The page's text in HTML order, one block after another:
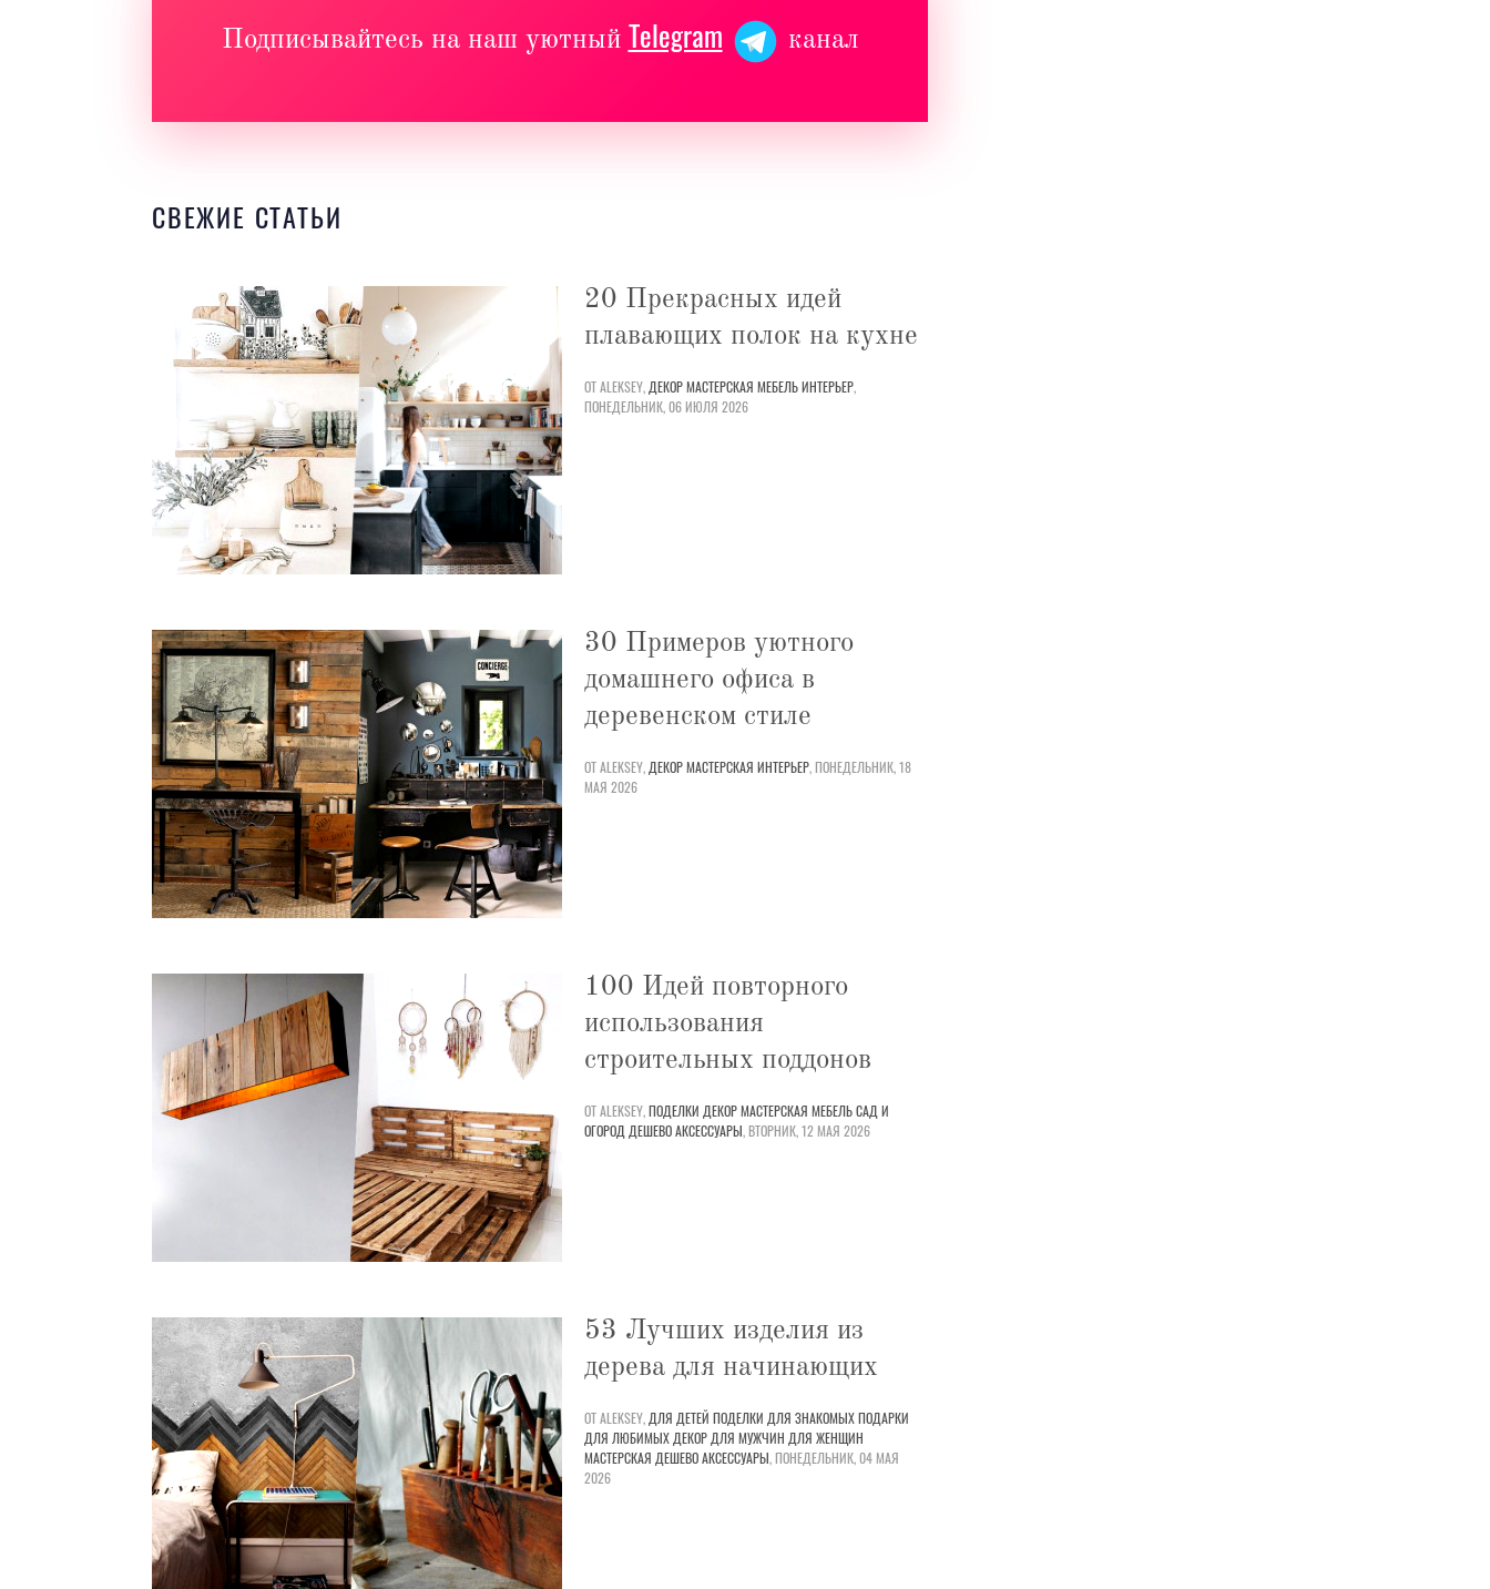
Подписывайтесь на наш уютный Telegram канал
СВЕЖИЕ СТАТЬИ
20 Прекрасных идей
плавающих полок на кухне
ОТ ALEKSEY, ДЕКОРМАСТЕРСКАЯ МЕБЕЛЬИНТЕРЬЕР,
ПОНЕДЕЛЬНИК, 06 ИЮЛЯ 2026
30 Примеров уютного
домашнего офиса в
деревенском стиле
ОТ ALEKSEY, ДЕКОРМАСТЕРСКАЯ ИНТЕРЬЕР,ПОНЕДЕЛЬНИК, 18
МАЯ 2026
100 Идей повторного
использования
строительных поддонов
ОТ ALEKSEY,ПОДЕЛКИ ДЕКОРМАСТЕРСКАЯ МЕБЕЛЬСАД И
ОГОРОД ДЕШЕВОАКСЕССУАРЫ,ВТОРНИК, 12 МАЯ 2026
53 Лучших изделия из
дерева для начинающих
ОТ ALEKSEY, ДЛЯ ДЕТЕЙ ПОДЕЛКИ ДЛЯ ЗНАКОМЫХПОДАРКИ
ДЛЯ ЛЮБИМЫХ ДЕКОР ДЛЯ МУЖЧИН ДЛЯ ЖЕНЩИН
МАСТЕРСКАЯ ДЕШЕВОАКСЕССУАРЫ,ПОНЕДЕЛЬНИК, 04 МАЯ
2026